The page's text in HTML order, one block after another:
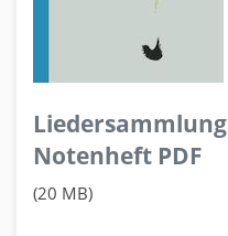
Liedersammlung
Notenheft PDF
(20 MB)